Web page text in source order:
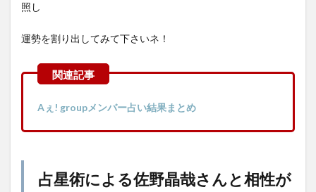
照し
運勢を割り出してみて下さいネ！
Aぇ! groupメンバー占い結果まとめ
占星術による佐野晶哉さんと相性が